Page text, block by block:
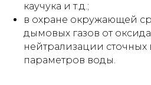
каучука и т.д.;
в охране окружающей
дымовых газов от
нейтрализации
параметров воды.